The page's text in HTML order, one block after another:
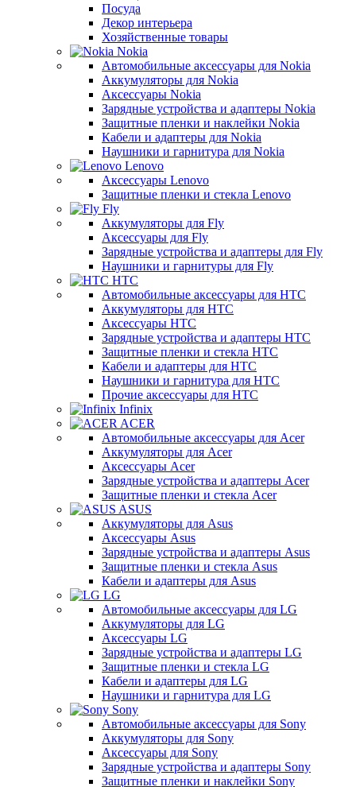
Посуда
Декор интерьера
Хозяйственные товары
Nokia
Автомобильные аксессуары для Nokia
Аккумуляторы для Nokia
Аксессуары Nokia
Зарядные устройства и адаптеры Nokia
Защитные пленки и наклейки Nokia
Кабели и адаптеры для Nokia
Наушники и гарнитура для Nokia
Lenovo
Аксессуары Lenovo
Защитные пленки и стекла Lenovo
Fly
Аккумуляторы для Fly
Аксессуары для Fly
Зарядные устройства и адаптеры для Fly
Наушники и гарнитуры для Fly
HTC
Автомобильные аксессуары для HTC
Аккумуляторы для HTC
Аксессуары HTC
Зарядные устройства и адаптеры HTC
Защитные пленки и стекла HTC
Кабели и адаптеры для HTC
Наушники и гарнитура для HTC
Прочие аксессуары для HTC
Infinix
ACER
Автомобильные аксессуары для Acer
Аккумуляторы для Acer
Аксессуары Acer
Зарядные устройства и адаптеры Acer
Защитные пленки и стекла Acer
ASUS
Аккумуляторы для Asus
Аксессуары Asus
Зарядные устройства и адаптеры Asus
Защитные пленки и стекла Asus
Кабели и адаптеры для Asus
LG
Автомобильные аксессуары для LG
Аккумуляторы для LG
Аксессуары LG
Зарядные устройства и адаптеры LG
Защитные пленки и стекла LG
Кабели и адаптеры для LG
Наушники и гарнитура для LG
Sony
Автомобильные аксессуары для Sony
Аккумуляторы для Sony
Аксессуары для Sony
Зарядные устройства и адаптеры Sony
Защитные пленки и наклейки Sony